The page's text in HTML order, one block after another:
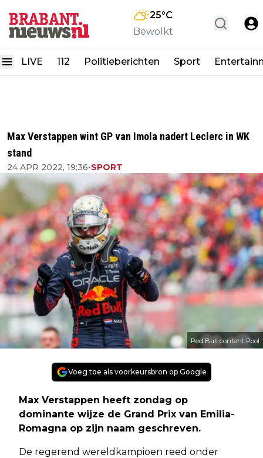
25°C
Bewolkt
LIVE 112 Politieberichten Sport
Max Verstappen wint GP van Imola nadert Leclerc in WK
stand
24 APR 2022, 19:36•SPORT
Red Bull content Pool
Voeg toe als voorkeursbron op Google
Max Verstappen heeft zondag op
dominante wijze de Grand Prix van Emilia-
Romagna op zijn naam geschreven.
De regerend wereldkampioen reed onder